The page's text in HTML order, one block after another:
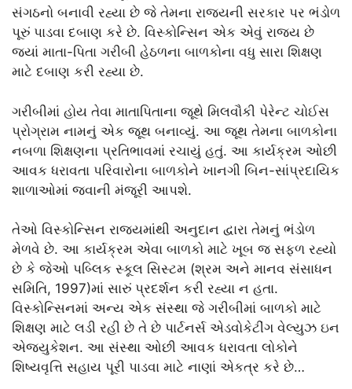
સંગઠનો બનાવી રહ્યા છે જે તેમના રાજ્યની સરકાર પર ભંડોળ
પૂરું પાડવા દબાણ કરે છે. વિસ્કોન્સિન એક એવું રાજ્ય છે
જ્યાં માતા-પિતા ગરીબી હેઠળના બાળકોના વધુ સારા શિક્ષણ
માટે દબાણ કરી રહ્યા છે.
ગરીબીમાં હોય તેવા માતાપિતાના જૂથે મિલવૌકી પેરેન્ટ ચોઈસ
પ્રોગ્રામ નામનું એક જૂથ બનાવ્યું. આ જૂથ તેમના બાળકોના
નબળા શિક્ષણના પ્રતિભાવમાં રચાયું હતું. આ કાર્યક્રમ ઓછી
આવક ધરાવતા પરિવારોના બાળકોને ખાનગી બિન-સાંપ્રદાયિક
શાળાઓમાં જવાની મંજૂરી આપશે.
તેઓ વિસ્કોન્સિન રાજ્યમાંથી અનુદાન દ્વારા તેમનું ભંડોળ
મેળવે છે. આ કાર્યક્રમ એવા બાળકો માટે ખૂબ જ સફળ રહ્યો
છે કે જેઓ પબ્લિક સ્કૂલ સિસ્ટમ (શ્રમ અને માનવ સંસાધન
સમિતિ, 1997)માં સારું પ્રદર્શન કરી રહ્યા ન હતા.
વિસ્કોન્સિનમાં અન્ય એક સંસ્થા જે ગરીબીમાં બાળકો માટે
શિક્ષણ માટે લડી રહી છે તે છે પાર્ટનર્સ એડવોકેટીંગ વેલ્યુઝ ઇન
એજ્યુકેશન. આ સંસ્થા ઓછી આવક ધરાવતા લોકોને
શિષ્યવૃત્તિ સહાય પૂરી પાડવા માટે નાણાં એકત્ર કરે છે…